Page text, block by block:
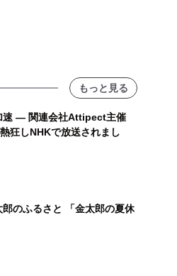
もっと見る
速 ― 関連会社Attipect主催
狂しNHKで放送されまし
のふるさと 「金太郎の夏休